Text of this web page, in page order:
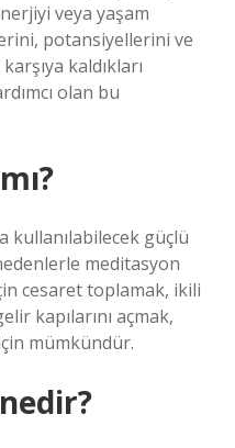
veya yaşam
potansiyellerini ve
kaldıkları
olan bu
kullanılabilecek güçlü
meditasyon
cesaret toplamak, ikili
kapılarını açmak,
mümkündür.